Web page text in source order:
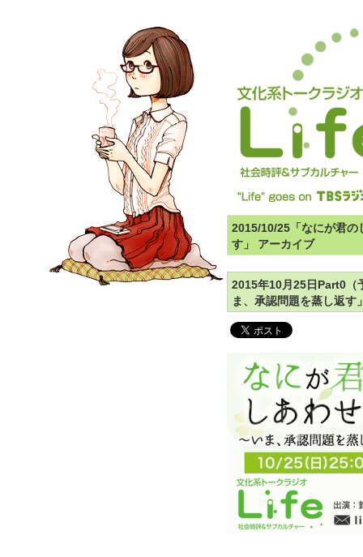
2015/10/25「なにが君の
す」 アーカイブ
2015年10月25日Part0（
ま、承認問題を蒸し返す